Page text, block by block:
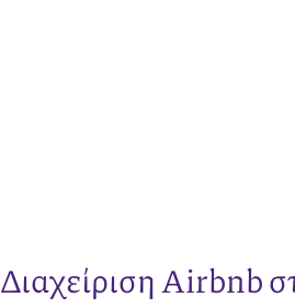
Διαχείριση Airbnb